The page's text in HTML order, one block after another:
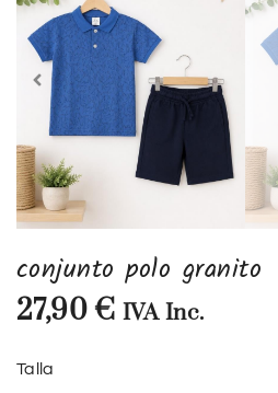
conjunto polo granito
27,90 € IVA Inc.
Talla